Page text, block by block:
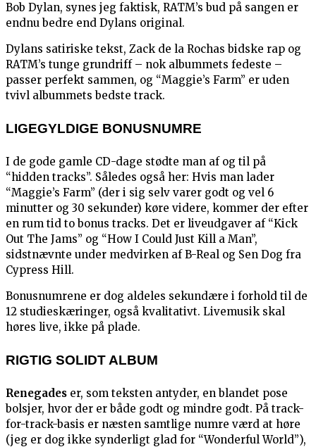
Bob Dylan, synes jeg faktisk, RATM’s bud på sangen er
endnu bedre end Dylans original.
Dylans satiriske tekst, Zack de la Rochas bidske rap og
RATM’s tunge grundriff – nok albummets fedeste –
passer perfekt sammen, og “Maggie’s Farm” er uden
tvivl albummets bedste track.
LIGEGYLDIGE BONUSNUMRE
I de gode gamle CD-dage stødte man af og til på
“hidden tracks”. Således også her: Hvis man lader
“Maggie’s Farm” (der i sig selv varer godt og vel 6
minutter og 30 sekunder) køre videre, kommer der efter
en rum tid to bonus tracks. Det er liveudgaver af “Kick
Out The Jams” og “How I Could Just Kill a Man”,
sidstnævnte under medvirken af B-Real og Sen Dog fra
Cypress Hill.
Bonusnumrene er dog aldeles sekundære i forhold til de
12 studieskæringer, også kvalitativt. Livemusik skal
høres live, ikke på plade.
RIGTIG SOLIDT ALBUM
Renegades er, som teksten antyder, en blandet pose
bolsjer, hvor der er både godt og mindre godt. På track-
for-track-basis er næsten samtlige numre værd at høre
(jeg er dog ikke synderligt glad for “Wonderful World”),